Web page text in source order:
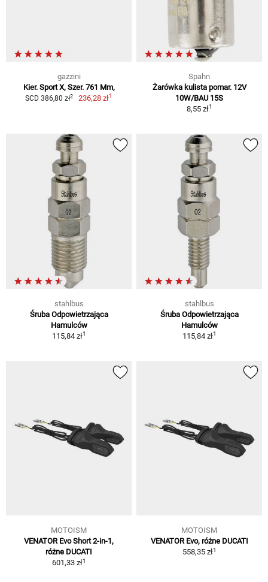
gazzini
Kier. Sport X, Szer. 761 Mm,
SCD 386,80 zł2 236,28 zł1
Spahn
Żarówka kulista pomar. 12V
10W/BAU 15S
8,55 zł1
stahlbus
Śruba Odpowietrzająca
Hamulców
115,84 zł1
stahlbus
Śruba Odpowietrzająca
Hamulców
115,84 zł1
MOTOISM
VENATOR Evo Short 2-in-1,
różne DUCATI
601,33 zł1
MOTOISM
VENATOR Evo, różne DUCATI
558,35 zł1